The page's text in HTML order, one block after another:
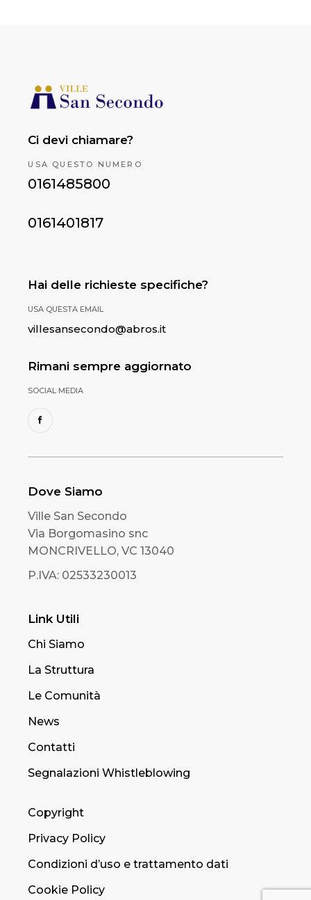
Ci devi chiamare?
USA QUESTO NUMERO
0161485800
0161401817
Hai delle richieste specifiche?
USA QUESTA EMAIL
villesansecondo@abros.it
Rimani sempre aggiornato
SOCIAL MEDIA
Dove Siamo
Ville San Secondo
Via Borgomasino snc
MONCRIVELLO, VC 13040
P.IVA: 02533230013
Link Utili
Chi Siamo
La Struttura
Le Comunità
News
Contatti
Segnalazioni Whistleblowing
Copyright
Privacy Policy
Condizioni d’uso e trattamento dati
Cookie Policy